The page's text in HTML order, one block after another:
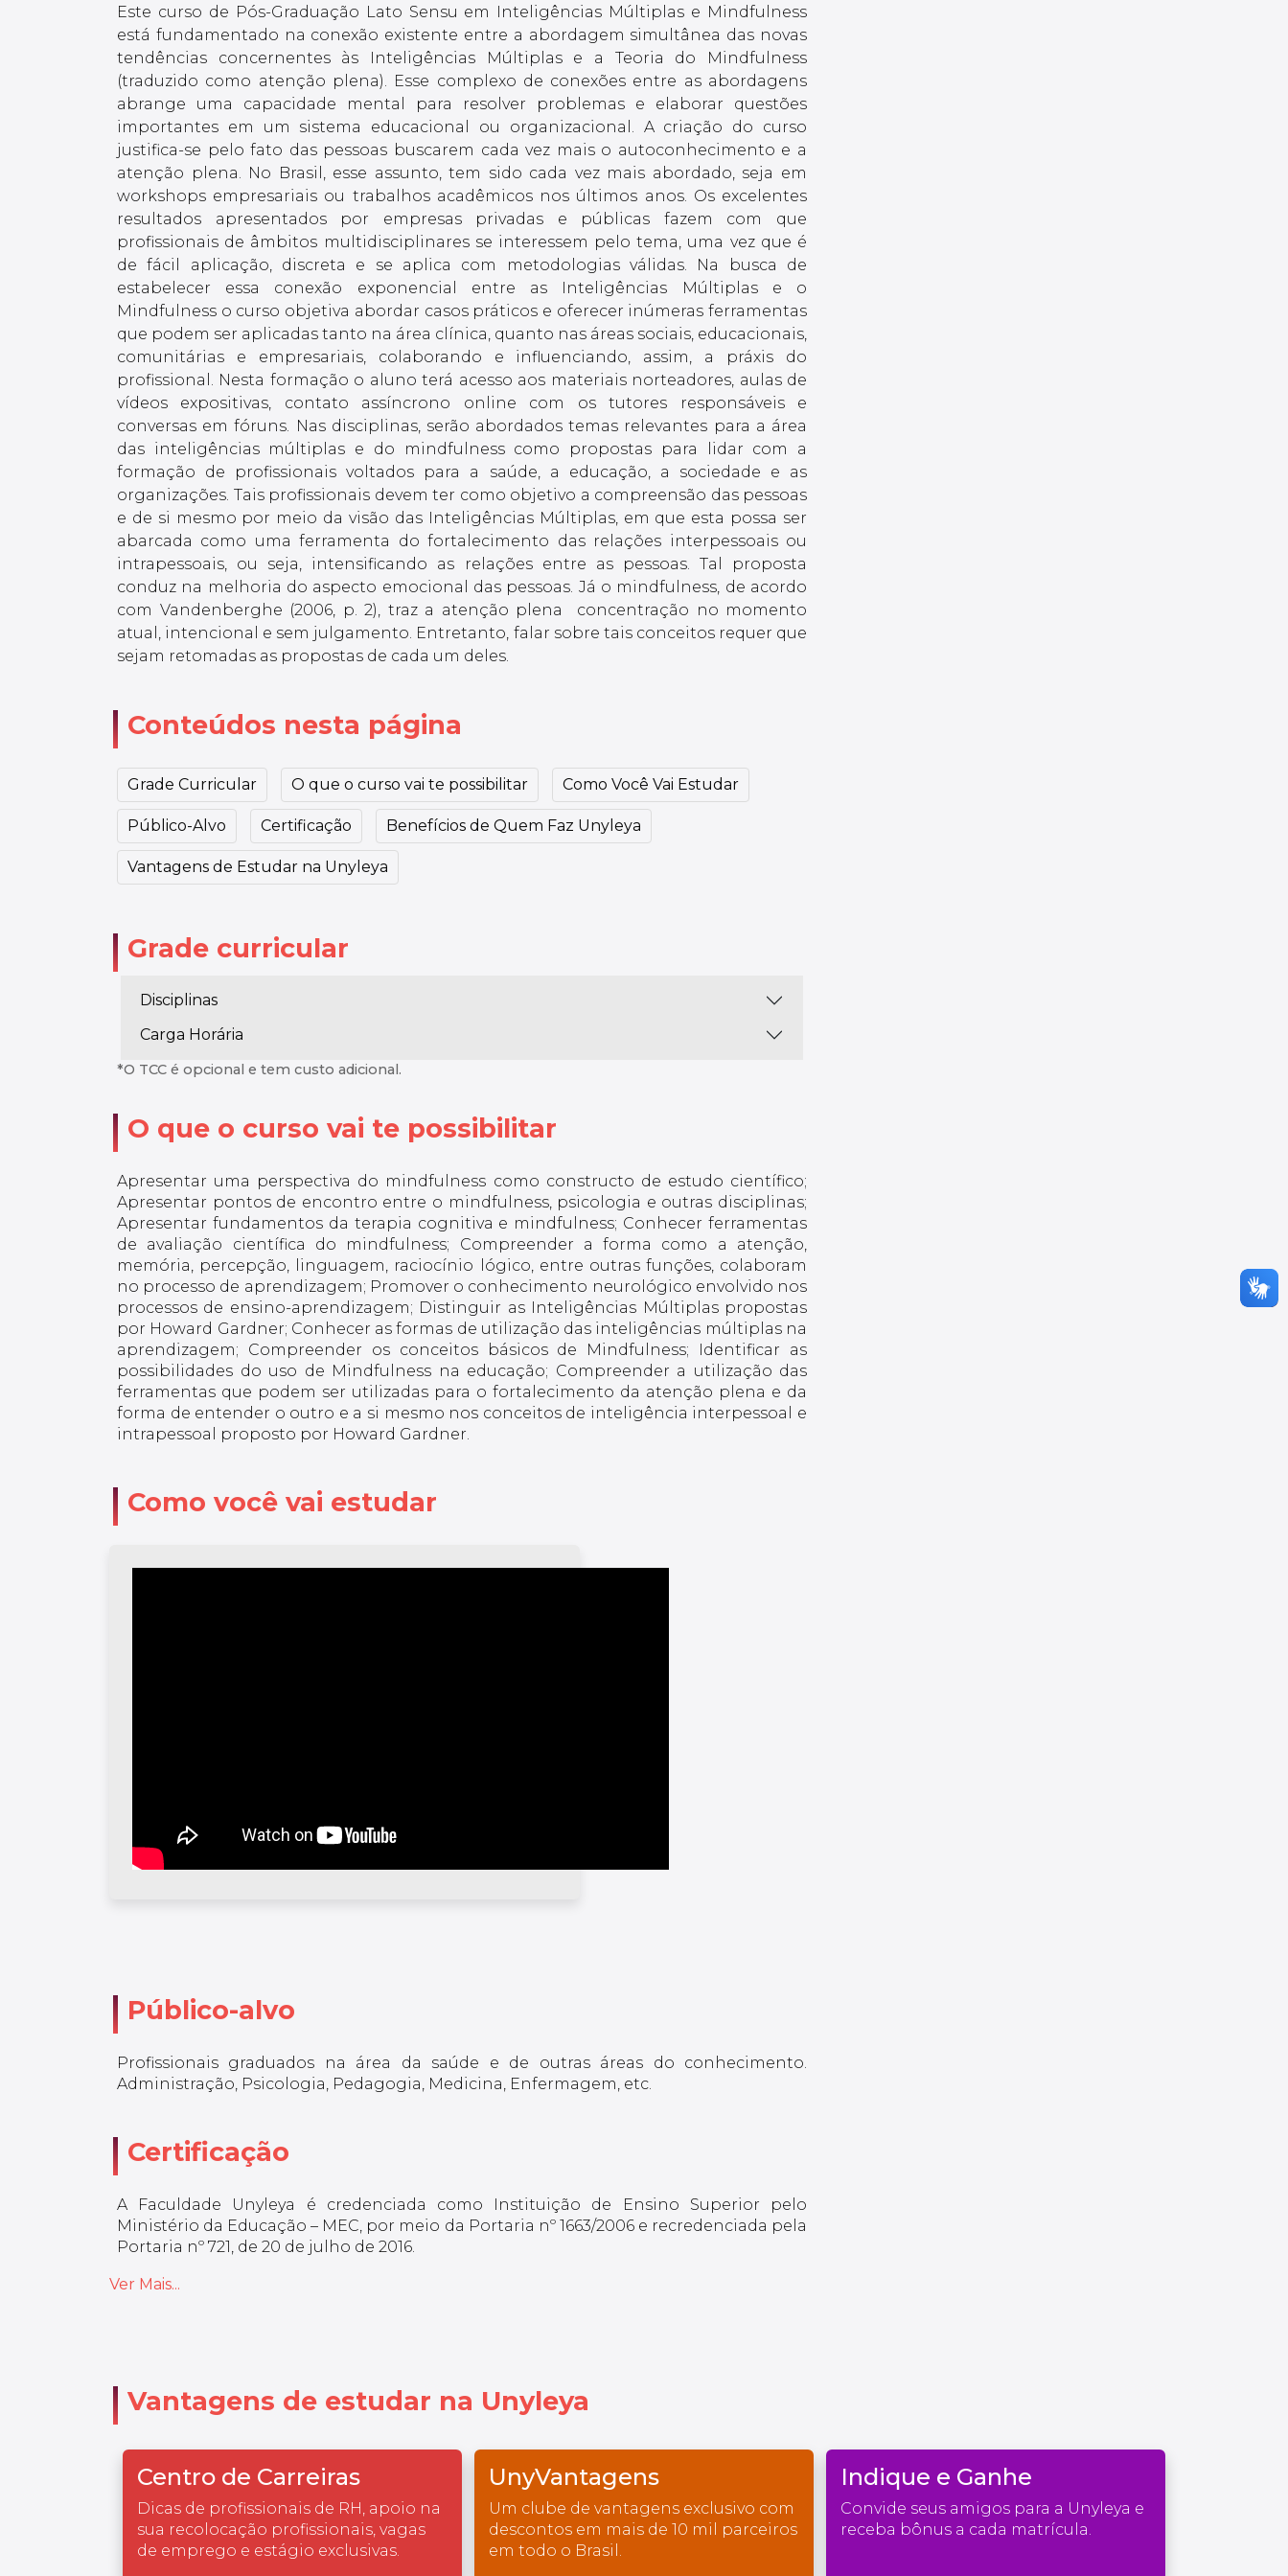
Este curso de Pós-Graduação Lato Sensu em Inteligências Múltiplas e Mindfulness
está fundamentado na conexão existente entre a abordagem simultânea das novas
tendências concernentes às Inteligências Múltiplas e a Teoria do Mindfulness
(traduzido como atenção plena). Esse complexo de conexões entre as abordagens
abrange uma capacidade mental para resolver problemas e elaborar questões
importantes em um sistema educacional ou organizacional. A criação do curso
justifica-se pelo fato das pessoas buscarem cada vez mais o autoconhecimento e a
atenção plena. No Brasil, esse assunto, tem sido cada vez mais abordado, seja em
workshops empresariais ou trabalhos acadêmicos nos últimos anos. Os excelentes
resultados apresentados por empresas privadas e públicas fazem com que
profissionais de âmbitos multidisciplinares se interessem pelo tema, uma vez que é
de fácil aplicação, discreta e se aplica com metodologias válidas. Na busca de
estabelecer essa conexão exponencial entre as Inteligências Múltiplas e o
Mindfulness o curso objetiva abordar casos práticos e oferecer inúmeras ferramentas
que podem ser aplicadas tanto na área clínica, quanto nas áreas sociais, educacionais,
comunitárias e empresariais, colaborando e influenciando, assim, a práxis do
profissional. Nesta formação o aluno terá acesso aos materiais norteadores, aulas de
vídeos expositivas, contato assíncrono online com os tutores responsáveis e
conversas em fóruns. Nas disciplinas, serão abordados temas relevantes para a área
das inteligências múltiplas e do mindfulness como propostas para lidar com a
formação de profissionais voltados para a saúde, a educação, a sociedade e as
organizações. Tais profissionais devem ter como objetivo a compreensão das pessoas
e de si mesmo por meio da visão das Inteligências Múltiplas, em que esta possa ser
abarcada como uma ferramenta do fortalecimento das relações interpessoais ou
intrapessoais, ou seja, intensificando as relações entre as pessoas. Tal proposta
conduz na melhoria do aspecto emocional das pessoas. Já o mindfulness, de acordo
com Vandenberghe (2006, p. 2), traz a atenção plena  concentração no momento
atual, intencional e sem julgamento. Entretanto, falar sobre tais conceitos requer que
sejam retomadas as propostas de cada um deles.
Conteúdos nesta página
Grade Curricular O que o curso vai te possibilitar Como Você Vai Estudar
Público-Alvo Certificação Benefícios de Quem Faz Unyleya
Vantagens de Estudar na Unyleya
Grade curricular
Disciplinas
Carga Horária
*O TCC é opcional e tem custo adicional.
O que o curso vai te possibilitar
Apresentar uma perspectiva do mindfulness como constructo de estudo científico;
Apresentar pontos de encontro entre o mindfulness, psicologia e outras disciplinas;
Apresentar fundamentos da terapia cognitiva e mindfulness; Conhecer ferramentas
de avaliação científica do mindfulness; Compreender a forma como a atenção,
memória, percepção, linguagem, raciocínio lógico, entre outras funções, colaboram
no processo de aprendizagem; Promover o conhecimento neurológico envolvido nos
processos de ensino-aprendizagem; Distinguir as Inteligências Múltiplas propostas
por Howard Gardner; Conhecer as formas de utilização das inteligências múltiplas na
aprendizagem; Compreender os conceitos básicos de Mindfulness; Identificar as
possibilidades do uso de Mindfulness na educação; Compreender a utilização das
ferramentas que podem ser utilizadas para o fortalecimento da atenção plena e da
forma de entender o outro e a si mesmo nos conceitos de inteligência interpessoal e
intrapessoal proposto por Howard Gardner.
Como você vai estudar
Público-alvo
Profissionais graduados na área da saúde e de outras áreas do conhecimento.
Administração, Psicologia, Pedagogia, Medicina, Enfermagem, etc.
Certificação
A Faculdade Unyleya é credenciada como Instituição de Ensino Superior pelo
Ministério da Educação – MEC, por meio da Portaria nº 1663/2006 e recredenciada pela
Portaria nº 721, de 20 de julho de 2016.
Ver Mais...
Vantagens de estudar na Unyleya
Centro de Carreiras
Dicas de profissionais de RH, apoio na
sua recolocação profissionais, vagas
de emprego e estágio exclusivas.
UnyVantagens
Um clube de vantagens exclusivo com
descontos em mais de 10 mil parceiros
em todo o Brasil.
Indique e Ganhe
Convide seus amigos para a Unyleya e
receba bônus a cada matrícula.